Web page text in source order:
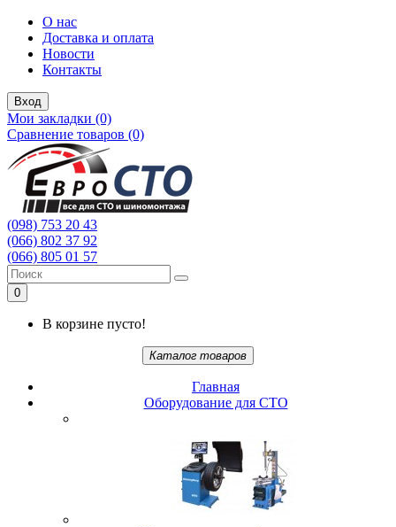
О нас
Доставка и оплата
Новости
Контакты
Вход
Мои закладки (0)
Сравнение товаров (0)
(098) 753 20 43
(066) 802 37 92
(066) 805 01 57
0
В корзине пусто!
Каталог товаров
Главная
Oбopудoвaниe для CTO